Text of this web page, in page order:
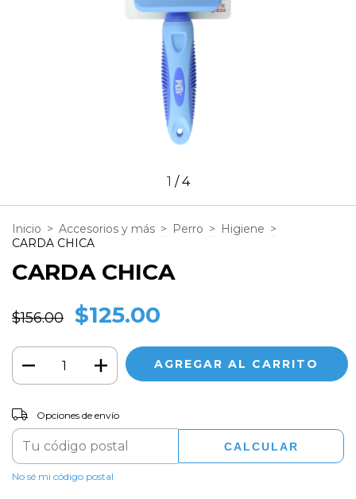
1 /4
Inicio > Accesorios y más > Perro > Higiene >
CARDA CHICA
CARDA CHICA
$156.00 $125.00
Entregas para el CP:
Opciones de envío
CALCULAR
No sé mi código postal